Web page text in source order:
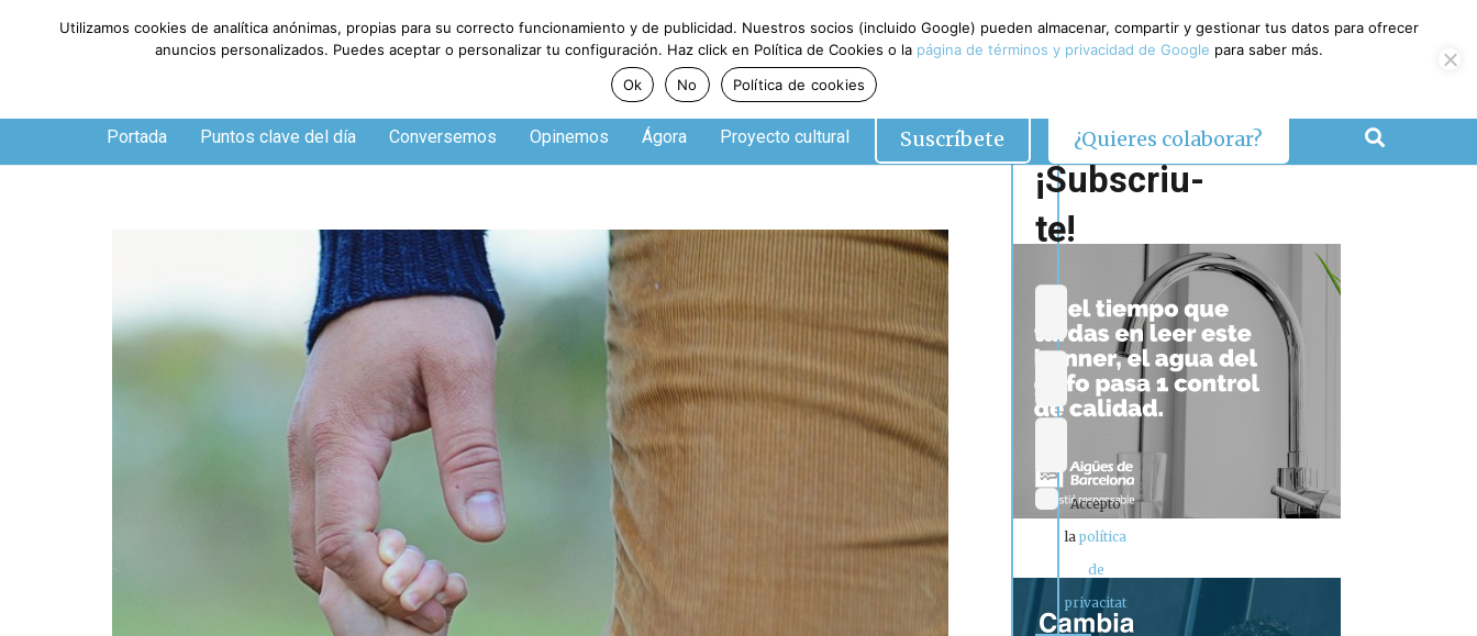
Viernes, 7 de agosto de 2026
Portada Puntos clave del día Conversemos Opinemos Ágora Proyecto cultural Suscríbete ¿Quieres colaborar?
¡Subscriu-
te!
Accepto
lapolítica
de
privacitat
Utilizamos cookies de analítica anónimas, propias para su correcto funcionamiento y de publicidad. Nuestros socios (incluido Google) pueden almacenar, compartir y gestionar tus datos para ofrecer
anuncios personalizados. Puedes aceptar o personalizar tu configuración. Haz click en Política de Cookies o la página de términos y privacidad de Google para saber más.
Ok
No Política de cookies